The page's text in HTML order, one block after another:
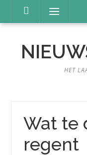
inhoud
Menu
HET
Wat te
regent